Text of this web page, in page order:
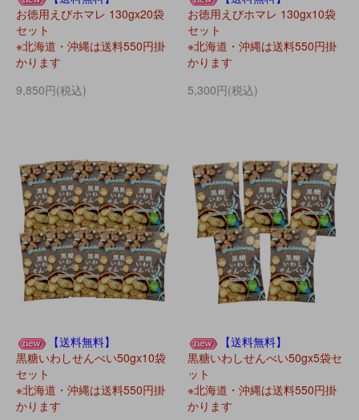
お徳用えびホマレ 130gx20袋
セット
※北海道・沖縄は送料550円掛
かります
9,850円(税込)
お徳用えびホマレ 130gx10袋
セット
※北海道・沖縄は送料550円掛
かります
5,300円(税込)
【送料無料】
黒糖いわしせんべい50gx10袋
セット
※北海道・沖縄は送料550円掛
かります
【送料無料】
黒糖いわしせんべい50gx5袋セ
ット
※北海道・沖縄は送料550円掛
かります